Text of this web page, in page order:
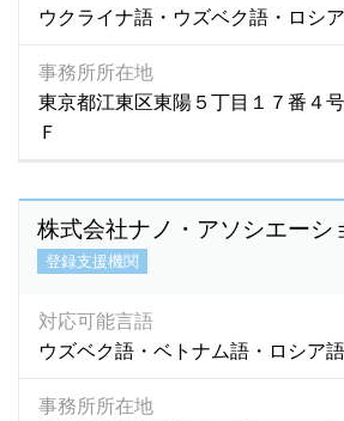
ウクライナ語・ウズベク語・ロシ
事務所所在地
東京都江東区東陽５丁目１７番４
Ｆ
株式会社ナノ・アソシエーシ
登録支援機関
対応可能言語
ウズベク語・ベトナム語・ロシア
事務所所在地